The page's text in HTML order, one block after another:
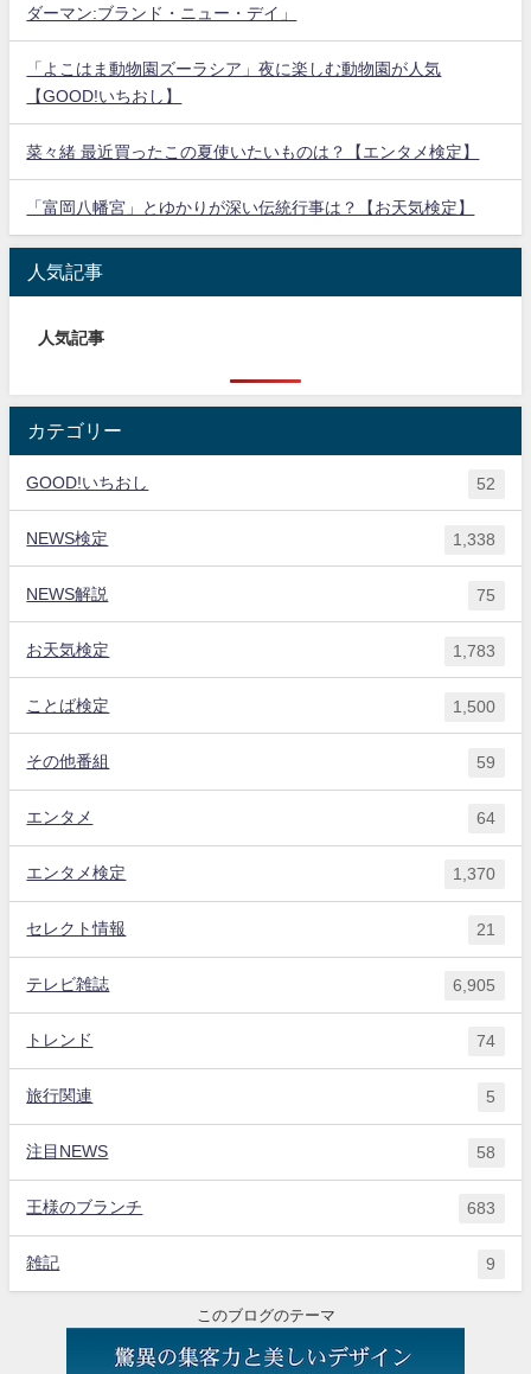
ダーマン:ブランド・ニュー・デイ」
「よこはま動物園ズーラシア」夜に楽しむ動物園が人気
【GOOD!いちおし】
菜々緒 最近買ったこの夏使いたいものは？【エンタメ検定】
「富岡八幡宮」とゆかりが深い伝統行事は？【お天気検定】
人気記事
人気記事
カテゴリー
GOOD!いちおし 52
NEWS検定 1,338
NEWS解説 75
お天気検定 1,783
ことば検定 1,500
その他番組 59
エンタメ 64
エンタメ検定 1,370
セレクト情報 21
テレビ雑誌 6,905
トレンド 74
旅行関連 5
注目NEWS 58
王様のブランチ 683
雑記 9
このブログのテーマ